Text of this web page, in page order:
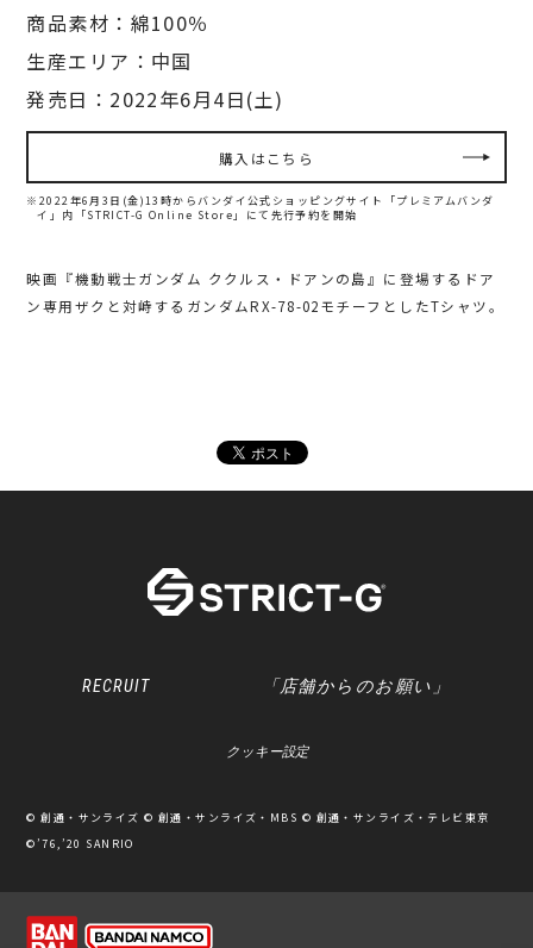
商品素材：綿100％
生産エリア：中国
発売日：2022年6月4日(土)
購入はこちら
※2022年6月3日(金)13時からバンダイ公式ショッピングサイト「プレミアムバンダ
イ」内
「STRICT-G Online Store」にて先行予約を開始
映画『機動戦士ガンダム ククルス・ドアンの島』に登場するドア
ン専用ザクと対峙するガンダムRX-78-02モチーフとしたTシャツ。
RECRUIT 「店舗からのお願い」
クッキー設定
© 創通・サンライズ © 創通・サンライズ・MBS © 創通・サンライズ・テレビ東京
©’76,’20 SANRIO